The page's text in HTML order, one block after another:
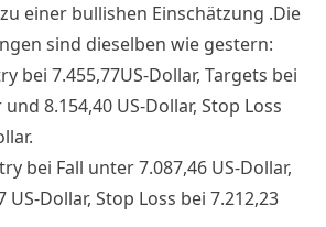
einer bullishen Einschätzung .Die
sind dieselben wie gestern:
bei 7.455,77US-Dollar, Targets bei
8.154,40 US-Dollar, Stop Loss
bei Fall unter 7.087,46 US-Dollar,
US-Dollar, Stop Loss bei 7.212,23